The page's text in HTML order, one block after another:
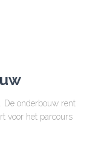
De onderbouw rent
voor het parcours